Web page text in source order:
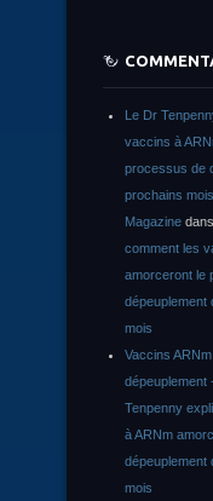
Le Dr
vaccins à
processus de
prochains
Magazine dans
comment les
amorceront le
dépeuplement
mois
Vaccins
dépeuplement
Tenpenny
à ARNm
dépeuplement
mois